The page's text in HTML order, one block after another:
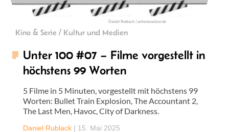
Daniel Rublack | seitenwaelzer.de
Kino & Serie / Kultur und Medien
Unter 100 #07 – Filme vorgestellt in
höchstens 99 Worten
5 Filme in 5 Minuten, vorgestellt mit höchstens 99
Worten: Bullet Train Explosion, The Accountant 2,
The Last Men, Havoc, City of Darkness.
Daniel Rublack | 15. Mai 2025